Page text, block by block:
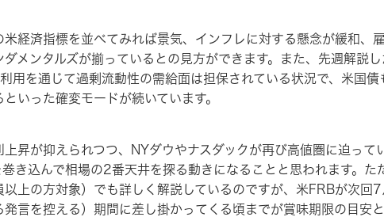
経済指標を並べてみれば景気、インフレに対する懸念が緩和、
ダメンタルズが揃っているとの見方ができます。また、先週解説
用を通じて過剰流動性の需給面は担保されている状況で、米国
といった確変モードが続いています。
昇が抑えられつつ、NYダウやナスダックが再び高値圏に迫って
巻き込んで相場の2番天井を探る動きになることと思われます。
以上の方対象）でも詳しく解説しているのですが、米FRBが次
発言を控える）期間に差し掛かってくる頃までが賞味期限の目安